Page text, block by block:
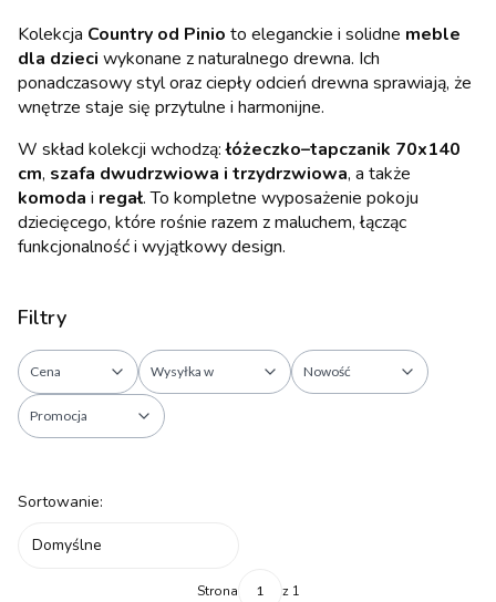
Kolekcja Country od Pinio to eleganckie i solidne meble
dla dzieci wykonane z naturalnego drewna. Ich
ponadczasowy styl oraz ciepły odcień drewna sprawiają, że
wnętrze staje się przytulne i harmonijne.
W skład kolekcji wchodzą:łóżeczko–tapczanik 70x140
cm, szafa dwudrzwiowa i trzydrzwiowa, a także
komoda i regał. To kompletne wyposażenie pokoju
dziecięcego, które rośnie razem z maluchem, łącząc
funkcjonalność i wyjątkowy design.
Filtry
Cena Wysyłka w Nowość
Promocja
Lista produktów
Sortowanie:
Domyślne
Strona z 1